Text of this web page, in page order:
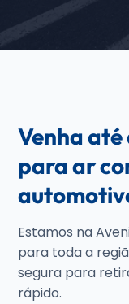
Venha até
para ar
Estamos na
para toda a
segura para
rápido.